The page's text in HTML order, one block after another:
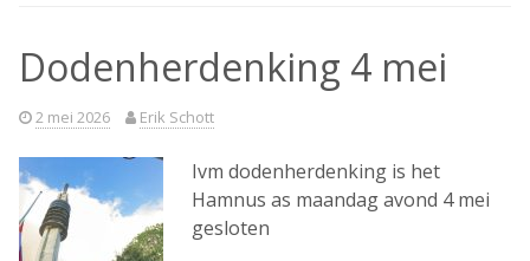
Dodenherdenking 4 mei
2 mei 2026 Erik Schott
Ivm dodenherdenking is het
Hamnus as maandag avond 4 mei
gesloten